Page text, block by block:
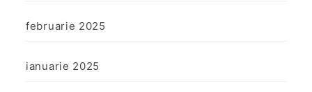
februarie 2025
ianuarie 2025